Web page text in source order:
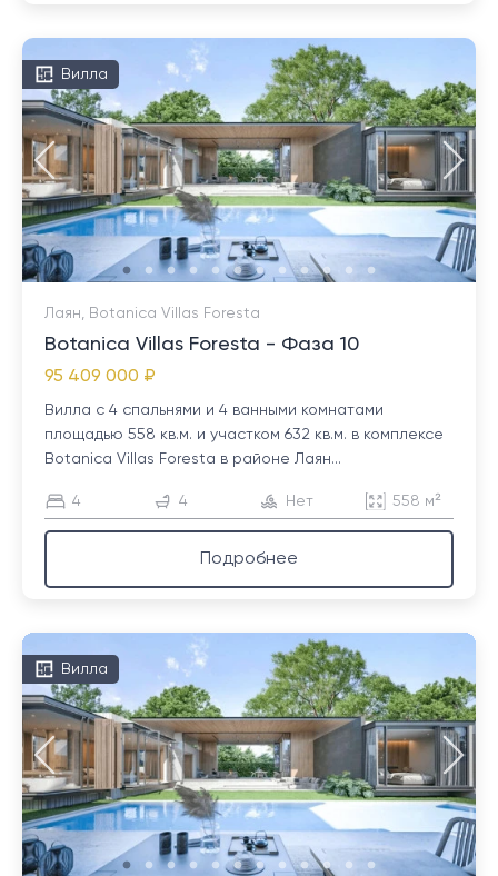
Вилла
Лаян, Botanica Villas Foresta
Botanica Villas Foresta - Фаза 10
95 409 000 ₽
Вилла с 4 спальнями и 4 ванными комнатами
площадью 558 кв.м. и участком 632 кв.м. в комплексе
Botanica Villas Foresta в районе Лаян...
4 4 Нет 558 м²
Подробнее
Вилла